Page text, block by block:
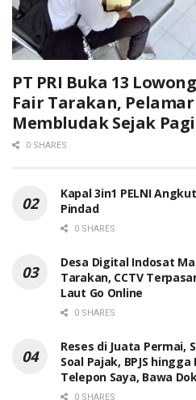
PT PRI Buka 13
Fair Tarakan, Pelamar
Membludak Sejak Pagi
0 SHARES
Kapal 3in1 PELNI
Pindad
0 SHARES
Desa Digital Indosat
Tarakan, CCTV
Laut Go Online
0 SHARES
Reses di Juata Permai,
Soal Pajak, BPJS
Telepon Saya, Bawa
0 SHARES